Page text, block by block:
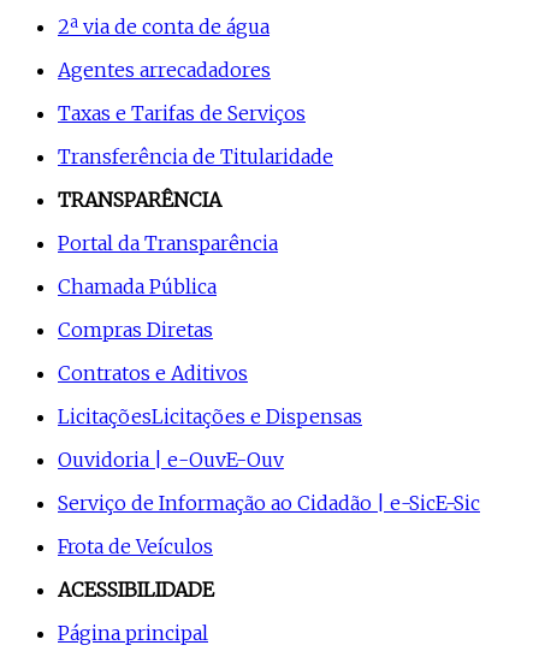
2ª via de conta de água
Agentes arrecadadores
Taxas e Tarifas de Serviços
Transferência de Titularidade
TRANSPARÊNCIA
Portal da Transparência
Chamada Pública
Compras Diretas
Contratos e Aditivos
LicitaçõesLicitações e Dispensas
Ouvidoria | e-OuvE-Ouv
Serviço de Informação ao Cidadão | e-SicE-Sic
Frota de Veículos
ACESSIBILIDADE
Página principal